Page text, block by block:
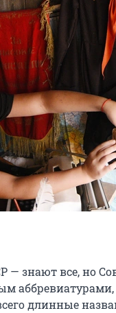
— знают все, но
аббревиатурами,
длинные